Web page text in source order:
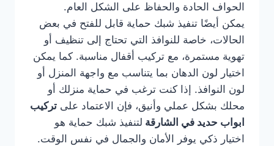
الحواف الحادة والحفاظ على الشكل العام.
يمكن أيضًا تنفيذ شبك حماية قابل للفتح في بعض
الحالات، خاصة للنوافذ التي تحتاج إلى تنظيف أو
تهوية مستمرة، مع تركيب أقفال مناسبة. كما يمكن
اختيار لون الدهان بما يتناسب مع واجهة المنزل أو
لون النوافذ. إذا كنت ترغب في حماية منزلك أو
محلك بشكل عملي وأنيق، فإن الاعتماد على تركيب
ابواب حديد في الشارقة لتنفيذ شبك حماية هو
اختيار ذكي يوفر الأمان والجمال في نفس الوقت.